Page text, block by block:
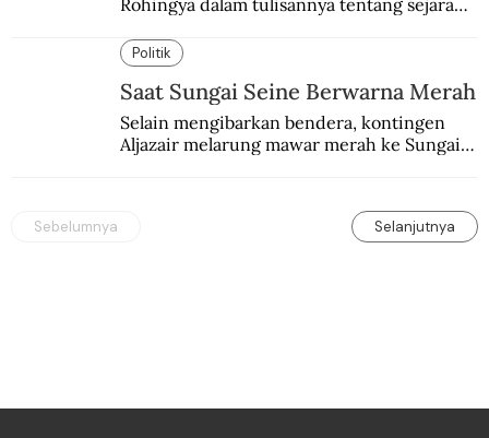
Rohingya dalam tulisannya tentang sejarah
terlacak sejak abad 15.
Politik
Saat Sungai Seine Berwarna Merah
Selain mengibarkan bendera, kontingen
Aljazair melarung mawar merah ke Sungai
Sebelumnya Selanjutnya